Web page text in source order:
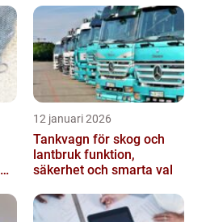
12 januari 2026
Tankvagn för skog och
lantbruk funktion,
säkerhet och smarta val